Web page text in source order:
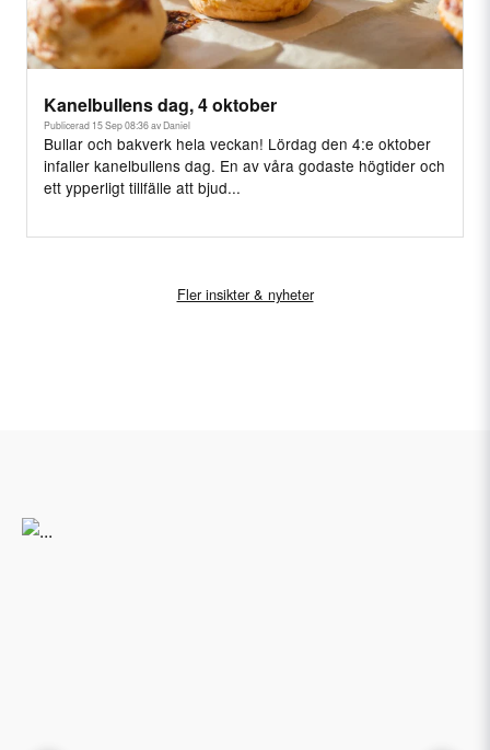
Kanelbullens dag, 4 oktober
Publicerad 15 Sep 08:36 av Daniel
Bullar och bakverk hela veckan! Lördag den 4:e oktober
infaller kanelbullens dag. En av våra godaste högtider och
ett ypperligt tillfälle att bjud...
Fler insikter & nyheter